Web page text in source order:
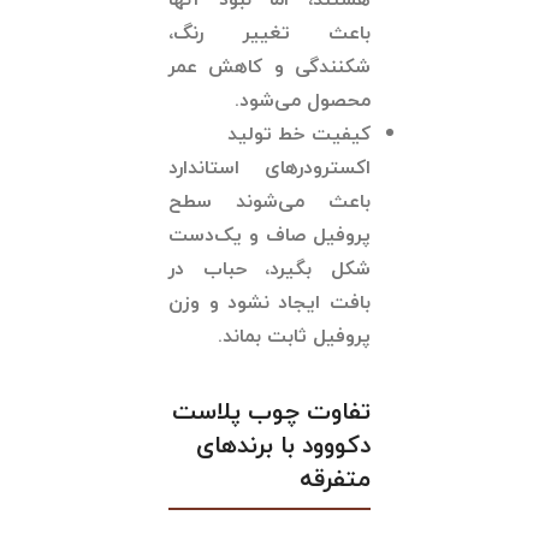
باعث تغییر رنگ،
شکنندگی و کاهش عمر
محصول می‌شود.
کیفیت خط تولید
اکسترودرهای استاندارد
باعث می‌شوند سطح
پروفیل صاف و یک‌دست
شکل بگیرد، حباب در
بافت ایجاد نشود و وزن
پروفیل ثابت بماند.
تفاوت چوب پلاست
دکووود با برندهای
متفرقه